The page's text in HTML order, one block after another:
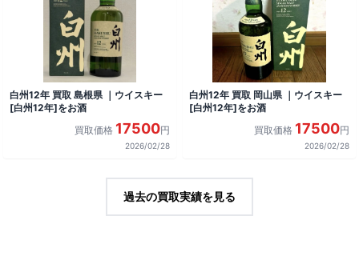
白州12年 買取 島根県 ｜ウイスキー
[白州12年]をお酒
買取価格 17500円
2026/02/28
白州12年 買取 岡山県 ｜ウイスキー
[白州12年]をお酒
買取価格 17500円
2026/02/28
過去の買取実績を見る